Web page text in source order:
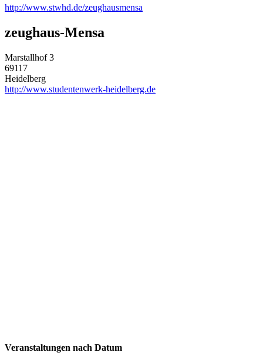
http://www.stwhd.de/zeughausmensa
zeughaus-Mensa
Marstallhof 3
69117
Heidelberg
http://www.studentenwerk-heidelberg.de
Veranstaltungen nach Datum